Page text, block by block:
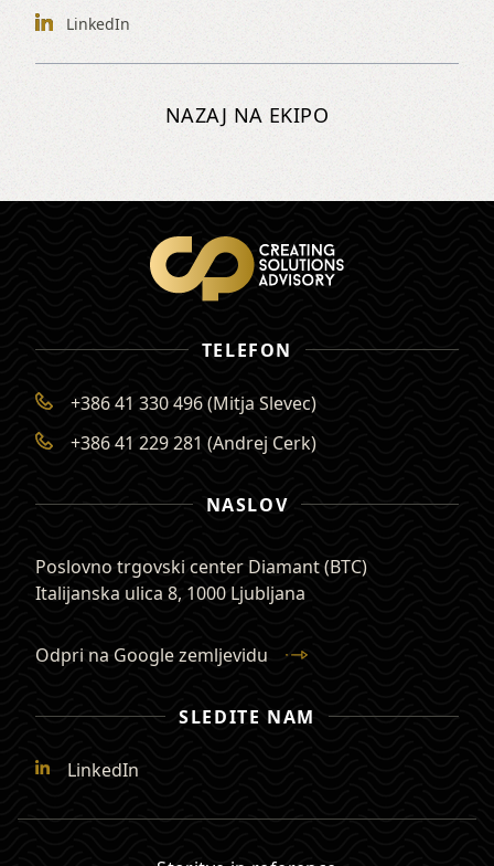
LinkedIn
NAZAJ NA EKIPO
TELEFON
+386 41 330 496 (Mitja Slevec)
+386 41 229 281 (Andrej Cerk)
NASLOV
Poslovno trgovski center Diamant (BTC)
Italijanska ulica 8, 1000 Ljubljana
Odpri na Google zemljevidu
SLEDITE NAM
LinkedIn